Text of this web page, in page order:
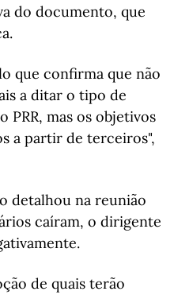
do documento, que
que confirma que não
a ditar o tipo de
mas os objetivos
a partir de terceiros",
detalhou na reunião
caíram, o dirigente
de quais terão